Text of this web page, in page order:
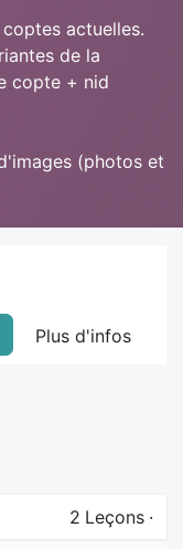
actuelles.
de la
copte + nid
(photos et
Plus d'infos
2 Leçons ·